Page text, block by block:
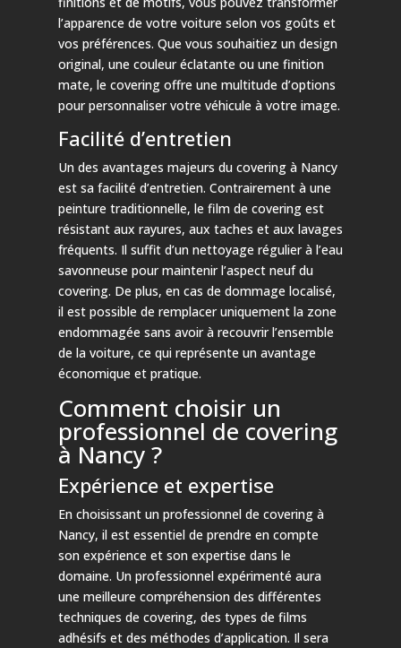
l’apparence de votre voiture selon vos goûts et
vos préférences. Que vous souhaitiez un design
original, une couleur éclatante ou une finition
mate, le covering offre une multitude d’options
pour personnaliser votre véhicule à votre image.
Facilité d’entretien
Un des avantages majeurs du covering à Nancy
est sa facilité d’entretien. Contrairement à une
peinture traditionnelle, le film de covering est
résistant aux rayures, aux taches et aux lavages
fréquents. Il suffit d’un nettoyage régulier à l’eau
savonneuse pour maintenir l’aspect neuf du
covering. De plus, en cas de dommage localisé,
il est possible de remplacer uniquement la zone
endommagée sans avoir à recouvrir l’ensemble
de la voiture, ce qui représente un avantage
économique et pratique.
Comment choisir un
professionnel de covering
à Nancy ?
Expérience et expertise
En choisissant un professionnel de covering à
Nancy, il est essentiel de prendre en compte
son expérience et son expertise dans le
domaine. Un professionnel expérimenté aura
une meilleure compréhension des différentes
techniques de covering, des types de films
adhésifs et des méthodes d’application. Il sera